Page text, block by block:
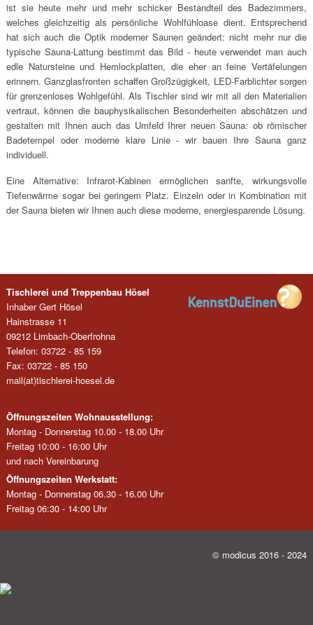
ist sie heute mehr und mehr schicker Bestandteil des Badezimmers,
welches gleichzeitig als persönliche Wohlfühloase dient. Entsprechend
hat sich auch die Optik moderner Saunen geändert: nicht mehr nur die
typische Sauna-Lattung bestimmt das Bild - heute verwendet man auch
edle Natursteine und Hemlockplatten, die eher an feine Vertäfelungen
erinnern. Ganzglasfronten schaffen Großzügigkeit, LED-Farblichter sorgen
für grenzenloses Wohlgefühl. Als Tischler sind wir mit all den Materialien
vertraut, können die bauphysikalischen Besonderheiten abschätzen und
gestalten mit Ihnen auch das Umfeld Ihrer neuen Sauna: ob römischer
Badetempel oder moderne klare Linie - wir bauen Ihre Sauna ganz
individuell.
Eine Alternative: Infrarot-Kabinen ermöglichen sanfte, wirkungsvolle
Tiefenwärme sogar bei geringem Platz. Einzeln oder in Kombination mit
der Sauna bieten wir Ihnen auch diese moderne, energiesparende Lösung.
Tischlerei und Treppenbau Hösel
Inhaber Gert Hösel
Hainstrasse 11
09212 Limbach-Oberfrohna
Telefon: 03722 - 85 159
Fax: 03722 - 85 150
mail(at)tischlerei-hoesel.de
Öffnungszeiten Wohnausstellung:
Montag - Donnerstag 10.00 - 18.00 Uhr
Freitag 10:00 - 16:00 Uhr
und nach Vereinbarung
Öffnungszeiten Werkstatt:
Montag - Donnerstag 06.30 - 16.00 Uhr
Freitag 06:30 - 14:00 Uhr
© modicus 2016 - 2024